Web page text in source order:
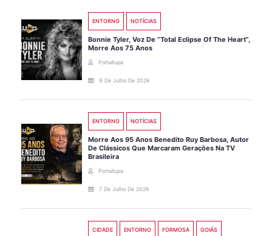
ENTORNO NOTÍCIAS
Bonnie Tyler, Voz De “Total Eclipse Of The Heart”,
Morre Aos 75 Anos
Portallupa
9 De Julho De 2026
ENTORNO NOTÍCIAS
Morre Aos 95 Anos Benedito Ruy Barbosa, Autor
De Clássicos Que Marcaram Gerações Na TV
Brasileira
Portallupa
7 De Julho De 2026
CIDADE ENTORNO FORMOSA GOIÁS